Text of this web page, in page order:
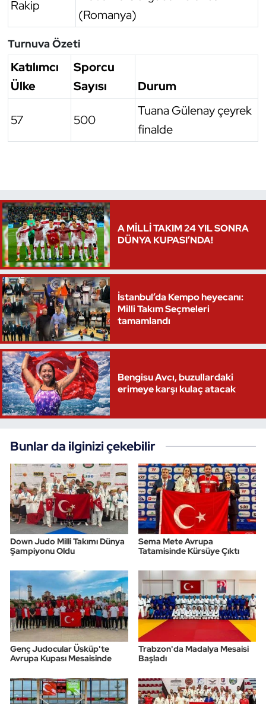
Rakip
(Romanya)
Turnuva Özeti
Katılımcı
Ülke
Sporcu
Sayısı
Durum
57 500
Tuana Gülenay çeyrek
finalde
A MİLLİ TAKIM 24 YIL SONRA
DÜNYA KUPASI’NDA!
İstanbul’da Kempo heyecanı:
Milli Takım Seçmeleri
tamamlandı
Bengisu Avcı, buzullardaki
erimeye karşı kulaç atacak
Bunlar da ilginizi çekebilir
Down Judo Milli Takımı Dünya
Şampiyonu Oldu
Sema Mete Avrupa
Tatamisinde Kürsüye Çıktı
Genç Judocular Üsküp'te
Avrupa Kupası Mesaisinde
Trabzon'da Madalya Mesaisi
Başladı
Triatlon
Voleybol
Vücut Geliştirme Fitness
Wushu Kungfu
Yelken